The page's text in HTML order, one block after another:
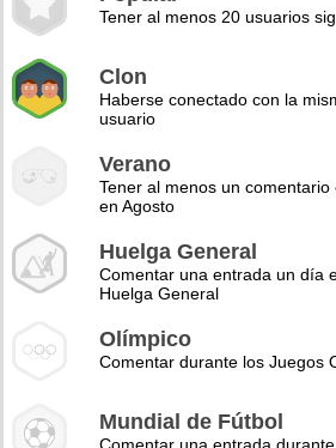
Tener al menos 20 usuarios
Clon
Haberse conectado con la
usuario
Verano
Tener al menos un comentario
en Agosto
Huelga General
Comentar una entrada un día
Huelga General
Olímpico
Comentar durante los Juegos
Mundial de Fútbol